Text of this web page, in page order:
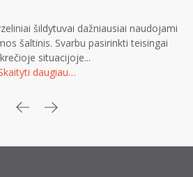
šildytuvai dažniausiai naudojami
šaltinis. Svarbu pasirinkti teisingai
situacijoje...
daugiau…